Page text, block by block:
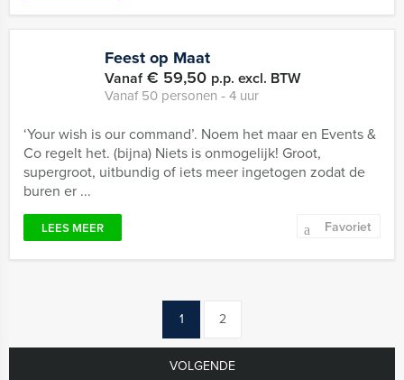
Feest op Maat
Vanaf€ 59,50 p.p. excl. BTW
Vanaf 50 personen ‐ 4 uur
‘Your wish is our command’. Noem het maar en Events &
Co regelt het. (bijna) Niets is onmogelijk! Groot,
supergroot, uitbundig of iets meer ingetogen zodat de
buren er ...
LEES MEER Favoriet
1 2
VOLGENDE